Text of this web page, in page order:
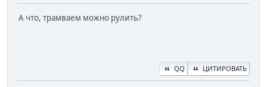
А что, трамваем можно рулить?
QQ ЦИТИРОВАТЬ